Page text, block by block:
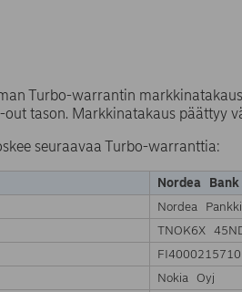
Turbo-warrantin
tason. Markkinatakaus päättyy
seuraavaa Turbo-warranttia:
Nordea Bank
Nordea
TNOK6X
FI4000215710
Nokia Oyj